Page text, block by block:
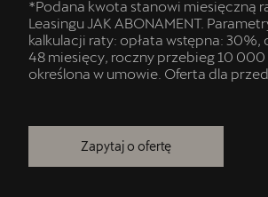
*Podana kwota stanowi miesięczną
Leasingu JAK ABONAMENT.
kalkulacji raty: opłata wstępna: 30%,
48 miesięcy, roczny przebieg 10 000
określona w umowie. Oferta dla
Zapytaj o ofertę